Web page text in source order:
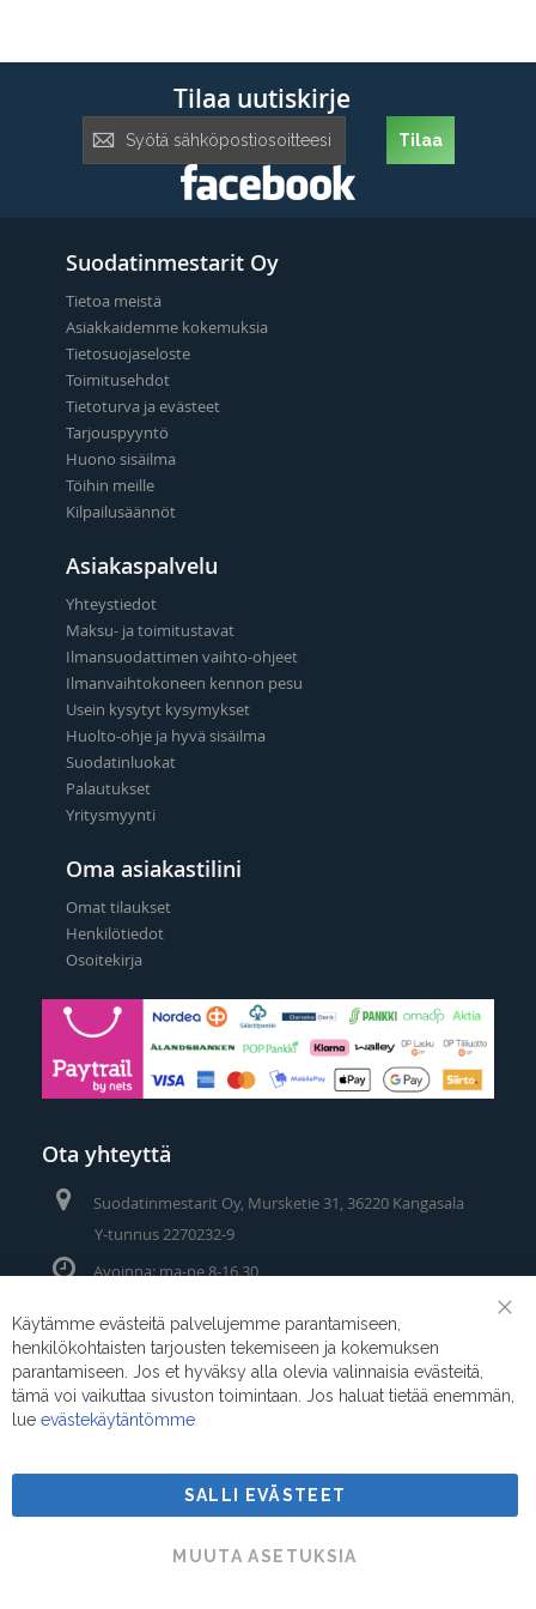
Tilaa uutiskirje
uutiskirje:
Tilaa
Suodatinmestarit Oy
Tietoa meistä
Asiakkaidemme kokemuksia
Tietosuojaseloste
Toimitusehdot
Tietoturva ja evästeet
Tarjouspyyntö
Huono sisäilma
Töihin meille
Kilpailusäännöt
Asiakaspalvelu
Yhteystiedot
Maksu- ja toimitustavat
Ilmansuodattimen vaihto-ohjeet
Ilmanvaihtokoneen kennon pesu
Usein kysytyt kysymykset
Huolto-ohje ja hyvä sisäilma
Suodatinluokat
Palautukset
Yritysmyynti
Oma asiakastilini
Omat tilaukset
Henkilötiedot
Osoitekirja
Ota yhteyttä
Suodatinmestarit Oy, Mursketie 31, 36220 Kangasala
Y-tunnus 2270232-9
Avoinna: ma-pe 8-16.30
Puhelin/Whatsapp:
Sähköposti:myynti@suodatinmestarit.fi
Suodatinmestarit © 2026
Käytämme evästeitä palvelujemme parantamiseen,
henkilökohtaisten tarjousten tekemiseen ja kokemuksen
parantamiseen. Jos et hyväksy alla olevia valinnaisia evästeitä,
tämä voi vaikuttaa sivuston toimintaan. Jos haluat tietää enemmän,
lue evästekäytäntömme
SALLI EVÄSTEET
MUUTA ASETUKSIA